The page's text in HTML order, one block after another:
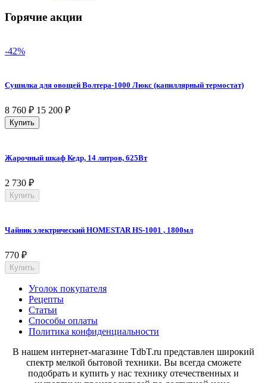
Горячие акции
-42%
Сушилка для овощей Волтера-1000 Люкс (капиллярный термостат)
8 760 ₽ 15 200 ₽
Купить
Жарочный шкаф Кедр, 14 литров, 625Вт
2 730 ₽
Купить
Чайник электрический HOMESTAR HS-1001 , 1800мл
770 ₽
Купить
Уголок покупателя
Рецепты
Статьи
Способы оплаты
Политика конфиденциальности
В нашем интернет-магазине TdbT.ru представлен широкий
спектр мелкой бытовой техники. Вы всегда сможете
подобрать и купить у нас технику отечественных и